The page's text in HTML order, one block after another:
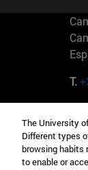
T.
The University
Different types
browsing habits
to enable or